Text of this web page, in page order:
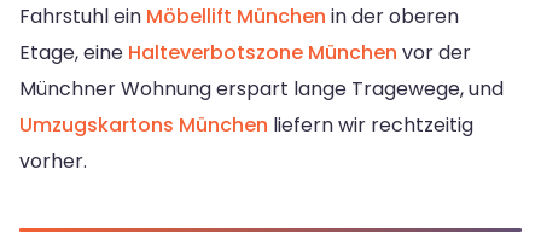
Fahrstuhl ein Möbellift München in der oberen
Etage, eine Halteverbotszone München vor der
Münchner Wohnung erspart lange Tragewege, und
Umzugskartons München liefern wir rechtzeitig
vorher.